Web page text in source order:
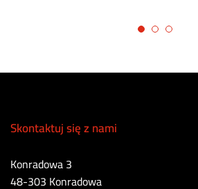
Skontaktuj się z nami
Konradowa 3
48-303 Konradowa